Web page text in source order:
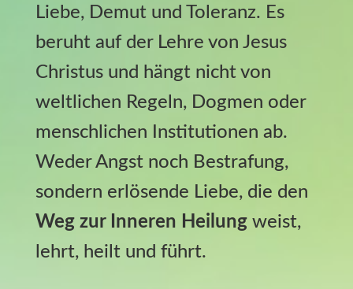
Liebe, Demut und Toleranz. Es
beruht auf der Lehre von Jesus
Christus und hängt nicht von
weltlichen Regeln, Dogmen oder
menschlichen Institutionen ab.
Weder Angst noch Bestrafung,
sondern erlösende Liebe, die den
Weg zur Inneren Heilungweist,
lehrt, heilt und führt.